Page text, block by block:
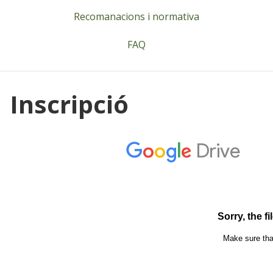
Recomanacions i normativa
FAQ
Inscripció